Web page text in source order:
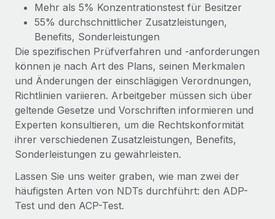
Mehr als 5% Konzentrationstest für Besitzer
55% durchschnittlicher Zusatzleistungen,
Benefits, Sonderleistungen
Die spezifischen Prüfverfahren und -anforderungen
können je nach Art des Plans, seinen Merkmalen
und Änderungen der einschlägigen Verordnungen,
Richtlinien variieren. Arbeitgeber müssen sich über
geltende Gesetze und Vorschriften informieren und
Experten konsultieren, um die Rechtskonformität
ihrer verschiedenen Zusatzleistungen, Benefits,
Sonderleistungen zu gewährleisten.
Lassen Sie uns weiter graben, wie man zwei der
häufigsten Arten von NDTs durchführt: den ADP-
Test und den ACP-Test.